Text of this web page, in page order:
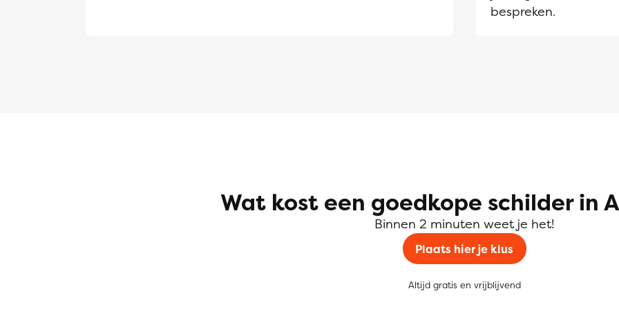
bespreken.
Wat kost een goedkope schilder in
Binnen 2 minuten weet je het!
Plaats hier je klus
Altijd gratis en vrijblijvend